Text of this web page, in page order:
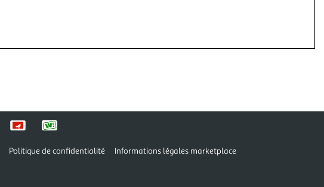
Politique de confidentialité Informations légales marketplace